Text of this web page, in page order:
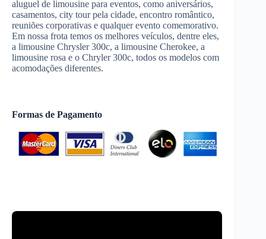
aluguel de limousine para eventos, como aniversários,
casamentos, city tour pela cidade, encontro romântico,
reuniões corporativas e qualquer evento comemorativo.
Em nossa frota temos os melhores veículos, dentre eles,
a limousine Chrysler 300c, a limousine Cherokee, a
limousine rosa e o Chryler 300c, todos os modelos com
acomodações diferentes.
Formas de Pagamento